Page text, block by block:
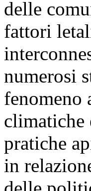
delle
fattori
numerosi
fenomeno
climatiche
pratiche
in